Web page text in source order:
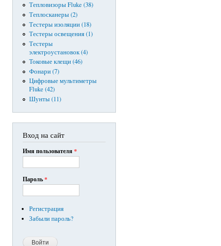
Тепловизоры Fluke (38)
Теплосканеры (2)
Тестеры изоляции (18)
Тестеры освещения (1)
Тестеры
электроустановок (4)
Токовые клещи (46)
Фонари (7)
Цифровые мультиметры
Fluke (42)
Шунты (11)
Вход на сайт
Имя пользователя *
Пароль*
Регистрация
Забыли пароль?